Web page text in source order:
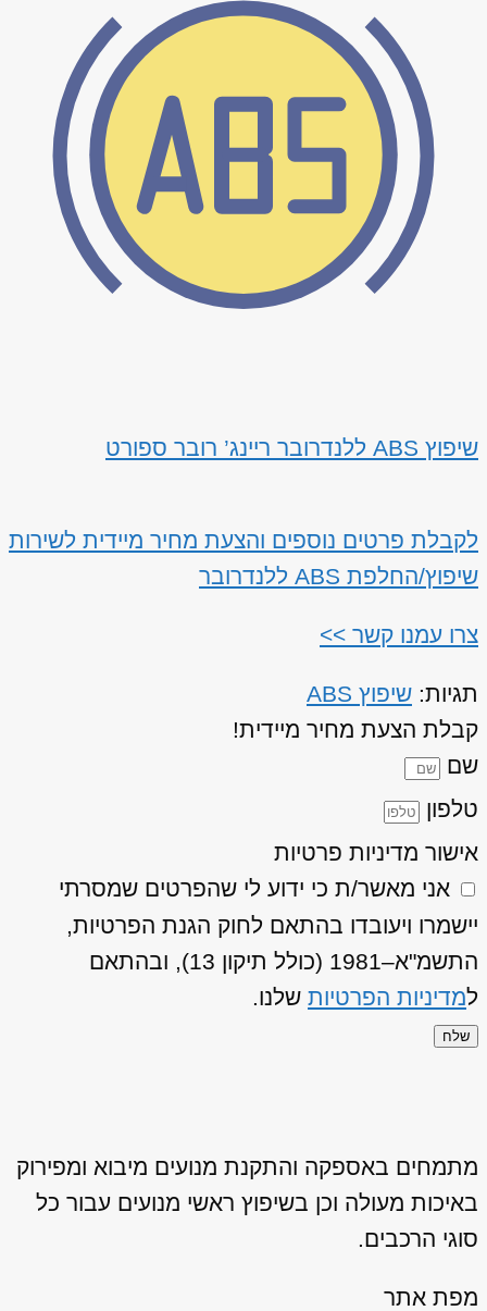
שיפוץ ABS ללנדרובר ריינג’ רובר ספורט
לקבלת פרטים נוספים והצעת מחיר מיידית לשירות
שיפוץ/החלפת ABS ללנדרובר
צרו עמנו קשר >>
תגיות: שיפוץ ABS
קבלת הצעת מחיר מיידית!
שם
טלפון
אישור מדיניות פרטיות
אני מאשר/ת כי ידוע לי שהפרטים שמסרתי
יישמרו ויעובדו בהתאם לחוק הגנת הפרטיות,
התשמ"א–1981 (כולל תיקון 13), ובהתאם
למדיניות הפרטיותשלנו.
שלח
מתמחים באספקה והתקנת מנועים מיבוא ומפירוק
באיכות מעולה וכן בשיפוץ ראשי מנועים עבור כל
סוגי הרכבים.
מפת אתר